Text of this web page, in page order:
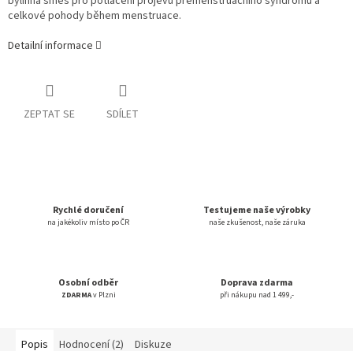
celkové pohody během menstruace.
Detailní informace
ZEPTAT SE SDÍLET
Rychlé doručení
na jakékoliv místo po ČR
Testujeme naše výrobky
naše zkušenost, naše záruka
Osobní odběr
ZDARMAv Plzni
Doprava zdarma
při nákupu nad 1 499,-
Popis Hodnocení (2) Diskuze